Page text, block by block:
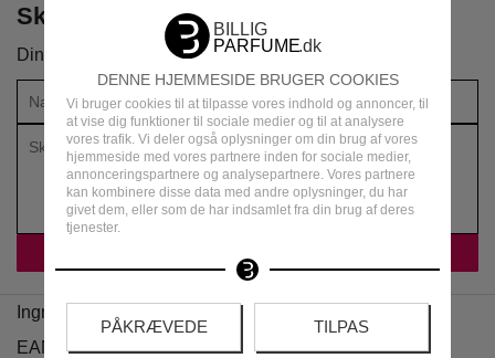
DENNE HJEMMESIDE BRUGER COOKIES
Vi bruger cookies til at tilpasse vores indhold og annoncer, til
at vise dig funktioner til sociale medier og til at analysere
vores trafik. Vi deler også oplysninger om din brug af vores
hjemmeside med vores partnere inden for sociale medier,
annonceringspartnere og analysepartnere. Vores partnere
kan kombinere disse data med andre oplysninger, du har
givet dem, eller som de har indsamlet fra din brug af deres
tjenester.
PÅKRÆVEDE TILPAS
Skriv din anmeldelse om produktet
Din vurdering:
Ingredienser
EAN